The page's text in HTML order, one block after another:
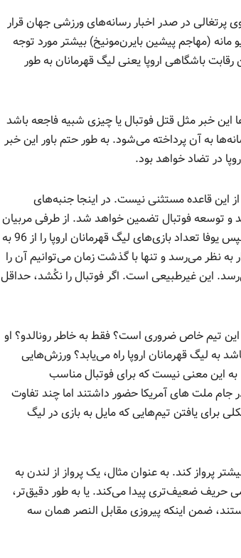
پرتغالی در صدر اخبار رسانه‌های ورزشی جهان قرار
(مهاجم پیشین بایرن‌مونیخ) بیشتر مورد توجه
باشگاهی اروپا یعنی لیگ قهرمانان به طور
این خبر مثل قتل فوتبال یا چیزی شبیه فاجعه باشد
موضوعی است که در سطح رسانه‌ها به آن پرداخته می‌شود. به طور حتم باور این خبر
در تضاد خواهد بود.
قاعده مستثنی نیست. در اینجا جنبه‌های
فوتبال تضمین خواهد شد. از طرفی مربیان
گلایه دارند که بازیکنان وقت استراحت ندارند و خطر مصدومیت بیشتر می‌شود و سپس یوفا تعداد بازی‌های لیگ قهرمانان اروپا را از 96 به
نظر می‌رسد و تنها با گذشت زمان می‌توانیم آن را
این غیرطبیعی است. اگر فوتبال را نکُشد، حداقل
تیم خاص ضروری است؟ فقط به خاطر رونالدو؟ او
به لیگ قهرمانان اروپا راه می‌یابد؟ ورزش‌هایی
این معنی نیست که برای فوتبال مناسب
مثالی که به ذهن می‌رسد تیم‌های ملی ژاپن و قطر است که در سال 2019 در جام ملت های آمریکا حضور داشتند اما چند تفاوت
برای یافتن تیم‌هایی که مایل به بازی در لیگ
پرواز کند. به عنوان مثال، یک پرواز از لندن به
ضعیف‌تری پیدا می‌کند. یا به طور دقیق‌تر،
ضمن اینکه پیروزی مقابل النصر همان سه